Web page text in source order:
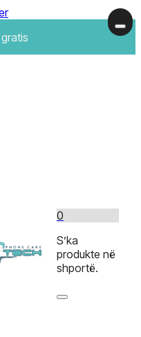
0
S’ka
produkte në
shportë.